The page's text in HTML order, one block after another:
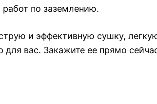
по заземлению.
и эффективную сушку,
вас. Закажите ее прямо